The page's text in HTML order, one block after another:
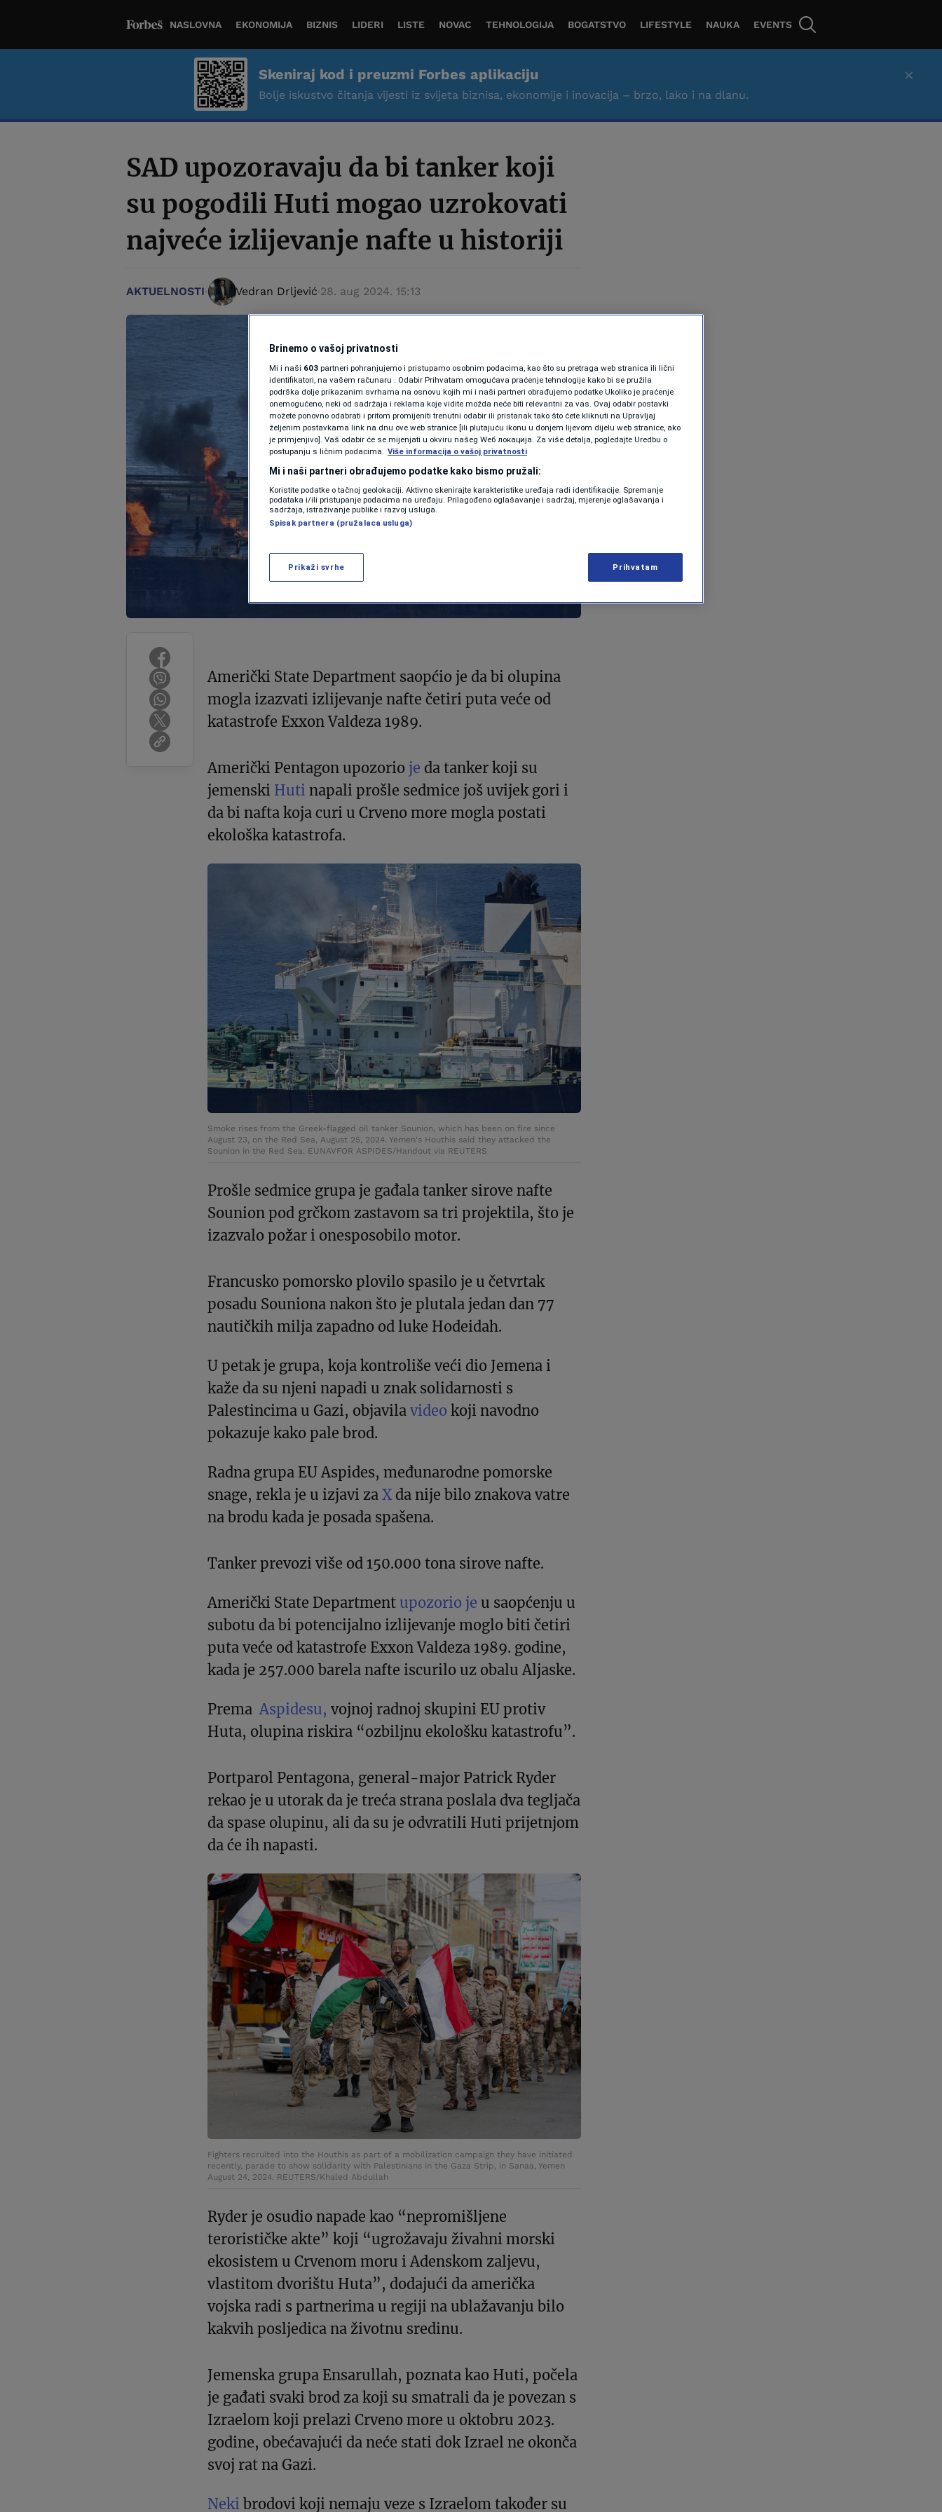
NASLOVNA EKONOMIJA BIZNIS LIDERI LISTE NOVAC TEHNOLOGIJA BOGATSTVO LIFESTYLE NAUKA EVENTS
Skeniraj kod i preuzmi Forbes aplikaciju
Bolje iskustvo čitanja vijesti iz svijeta biznisa, ekonomije i inovacija – brzo, lako i na dlanu.
×
SAD upozoravaju da bi tanker koji
su pogodili Huti mogao uzrokovati
najveće izlijevanje nafte u historiji
AKTUELNOSTI Vedran Drljević 28. aug 2024. 15:13
Američki State Department saopćio je da bi olupina
mogla izazvati izlijevanje nafte četiri puta veće od
katastrofe Exxon Valdeza 1989.
Američki Pentagon upozorio je da tanker koji su
jemenski Huti napali prošle sedmice još uvijek gori i
da bi nafta koja curi u Crveno more mogla postati
ekološka katastrofa.
Smoke rises from the Greek-flagged oil tanker Sounion, which has been on fire since
August 23, on the Red Sea, August 25, 2024. Yemen's Houthis said they attacked the
Sounion in the Red Sea. EUNAVFOR ASPIDES/Handout via REUTERS
Prošle sedmice grupa je gađala tanker sirove nafte
Sounion pod grčkom zastavom sa tri projektila, što je
izazvalo požar i onesposobilo motor.
Francusko pomorsko plovilo spasilo je u četvrtak
posadu Souniona nakon što je plutala jedan dan 77
nautičkih milja zapadno od luke Hodeidah.
U petak je grupa, koja kontroliše veći dio Jemena i
kaže da su njeni napadi u znak solidarnosti s
Palestincima u Gazi, objavila video koji navodno
pokazuje kako pale brod.
Radna grupa EU Aspides, međunarodne pomorske
snage, rekla je u izjavi za X da nije bilo znakova vatre
na brodu kada je posada spašena.
Tanker prevozi više od 150.000 tona sirove nafte.
Američki State Department upozorio je u saopćenju u
subotu da bi potencijalno izlijevanje moglo biti četiri
puta veće od katastrofe Exxon Valdeza 1989. godine,
kada je 257.000 barela nafte iscurilo uz obalu Aljaske.
Prema Aspidesu, vojnoj radnoj skupini EU protiv
Huta, olupina riskira “ozbiljnu ekološku katastrofu”.
Portparol Pentagona, general-major Patrick Ryder
rekao je u utorak da je treća strana poslala dva tegljača
da spase olupinu, ali da su je odvratili Huti prijetnjom
da će ih napasti.
Fighters recruited into the Houthis as part of a mobilization campaign they have initiated
recently, parade to show solidarity with Palestinians in the Gaza Strip, in Sanaa, Yemen
August 24, 2024. REUTERS/Khaled Abdullah
Ryder je osudio napade kao “nepromišljene
terorističke akte” koji “ugrožavaju živahni morski
ekosistem u Crvenom moru i Adenskom zaljevu,
vlastitom dvorištu Huta”, dodajući da američka
vojska radi s partnerima u regiji na ublažavanju bilo
kakvih posljedica na životnu sredinu.
Jemenska grupa Ensarullah, poznata kao Huti, počela
je gađati svaki brod za koji su smatrali da je povezan s
Izraelom koji prelazi Crveno more u oktobru 2023.
godine, obećavajući da neće stati dok Izrael ne okonča
svoj rat na Gazi.
Neki brodovi koji nemaju veze s Izraelom također su
Brinemo o vašoj privatnosti
Mi i naši 603 partneri pohranjujemo i pristupamo osobnim podacima, kao što su pretraga web stranica ili lični
identifikatori, na vašem računaru . Odabir Prihvatam omogućava praćenje tehnologije kako bi se pružila
podrška dolje prikazanim svrhama na osnovu kojih mi i naši partneri obrađujemo podatke Ukoliko je praćenje
onemogućeno, neki od sadržaja i reklama koje vidite možda neće biti relevantni za vas. Ovaj odabir postavki
možete ponovno odabrati i pritom promijeniti trenutni odabir ili pristanak tako što ćete kliknuti na Upravljaj
željenim postavkama link na dnu ove web stranice [ili plutajuću ikonu u donjem lijevom dijelu web stranice, ako
je primjenjivo]. Vaš odabir će se mijenjati u okviru našeg Wеб локација. Za više detalja, pogledajte Uredbu o
postupanju s ličnim podacima. Više informacija o vašoj privatnosti
Mi i naši partneri obrađujemo podatke kako bismo pružali:
Koristite podatke o tačnoj geolokaciji. Aktivno skenirajte karakteristike uređaja radi identifikacije. Spremanje
podataka i/ili pristupanje podacima na uređaju. Prilagođeno oglašavanje i sadržaj, mjerenje oglašavanja i
sadržaja, istraživanje publike i razvoj usluga.
Spisak partnera (pružalaca usluga)
Prikaži svrhe Prihvatam